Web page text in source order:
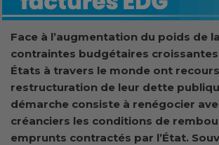
Face à l’augmentation du poids de
contraintes budgétaires
États à travers le monde ont
restructuration de leur dette
démarche consiste à renégocier
créanciers les conditions de
emprunts contractés par l’État.